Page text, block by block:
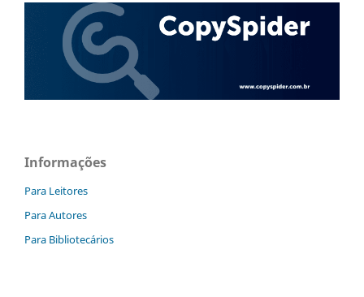
Informações
Para Leitores
Para Autores
Para Bibliotecários